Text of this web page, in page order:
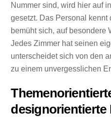
Nummer sind, wird hier auf
gesetzt. Das Personal kennt
bemüht sich, auf besondere
Jedes Zimmer hat seinen
unterscheidet sich von den
zu einem unvergesslichen
designorientierte